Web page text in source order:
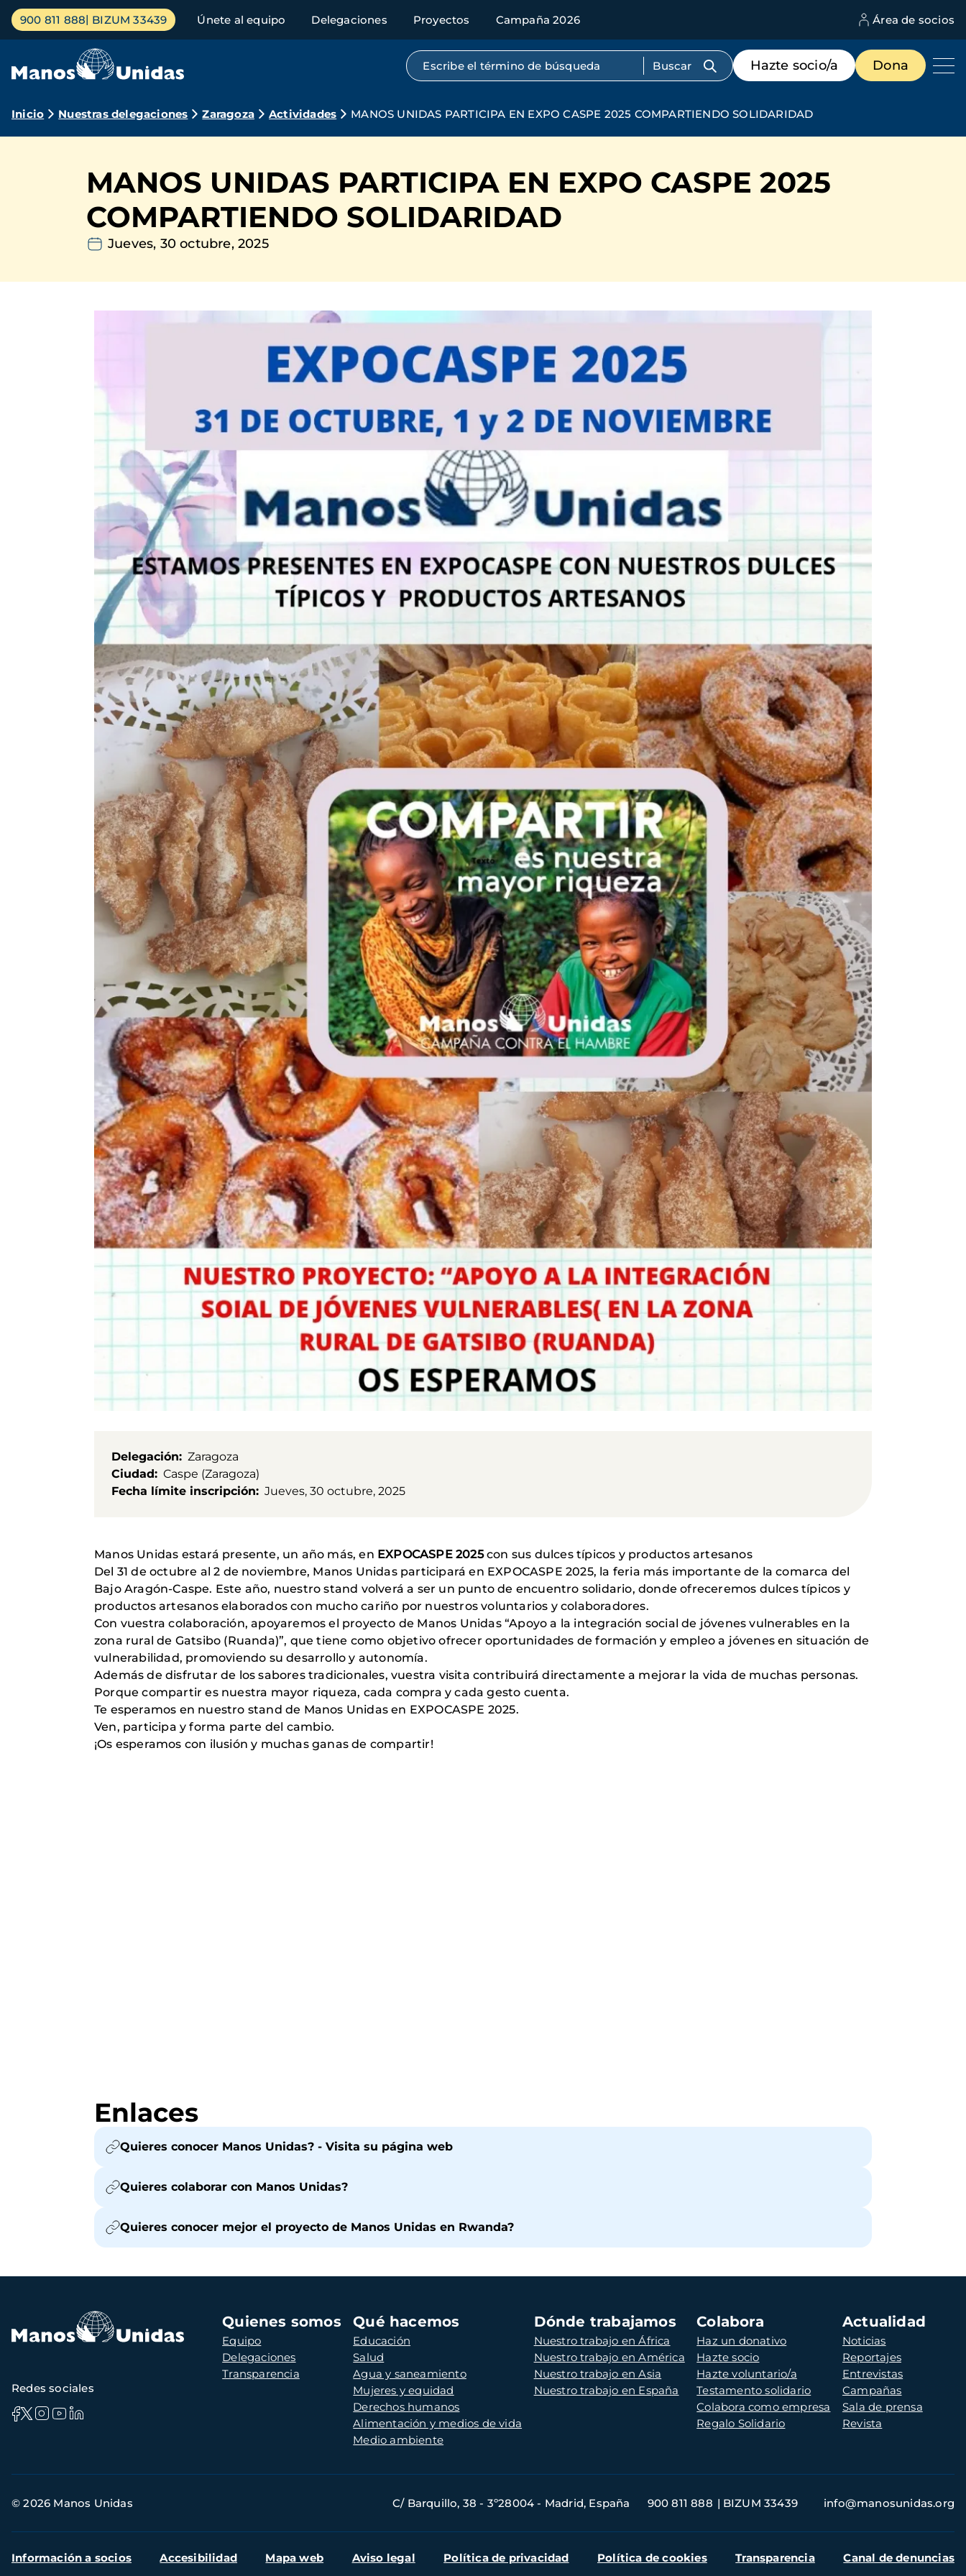
Pasar
contenido
Menú
principal
900 811 888 BIZUM 33439 Únete al equipo Delegaciones Proyectos Campaña 2026 Área de socios
Búsqueda por texto completo
Menú
de
destacados
Hazte socio/a Dona
Ruta
navegación
Inicio Nuestras delegaciones Zaragoza Actividades MANOS UNIDAS PARTICIPA EN EXPO CASPE 2025 COMPARTIENDO SOLIDARIDAD
MANOS UNIDAS PARTICIPA EN EXPO CASPE 2025
COMPARTIENDO SOLIDARIDAD
Jueves, 30 octubre, 2025
Delegación
Zaragoza
Ciudad
Caspe (Zaragoza)
Fecha límite inscripción
Jueves, 30 octubre, 2025
Manos Unidas estará presente, un año más, en EXPOCASPE 2025con sus dulces típicos y productos artesanos
Del 31 de octubre al 2 de noviembre, Manos Unidas participará en EXPOCASPE 2025, la feria más importante de la comarca del
Bajo Aragón-Caspe. Este año, nuestro stand volverá a ser un punto de encuentro solidario, donde ofreceremos dulces típicos y
productos artesanos elaborados con mucho cariño por nuestros voluntarios y colaboradores.
Con vuestra colaboración, apoyaremos el proyecto de Manos Unidas “Apoyo a la integración social de jóvenes vulnerables en la
zona rural de Gatsibo (Ruanda)”, que tiene como objetivo ofrecer oportunidades de formación y empleo a jóvenes en situación de
vulnerabilidad, promoviendo su desarrollo y autonomía.
Además de disfrutar de los sabores tradicionales, vuestra visita contribuirá directamente a mejorar la vida de muchas personas.
Porque compartir es nuestra mayor riqueza, cada compra y cada gesto cuenta.
Te esperamos en nuestro stand de Manos Unidas en EXPOCASPE 2025.
Ven, participa y forma parte del cambio.
¡Os esperamos con ilusión y muchas ganas de compartir!
Enlaces
Quieres conocer Manos Unidas? - Visita su página web
Quieres colaborar con Manos Unidas?
Quieres conocer mejor el proyecto de Manos Unidas en Rwanda?
Navegación
principal
Quienes somos
Equipo
Delegaciones
Transparencia
Qué hacemos
Educación
Salud
Agua y saneamiento
Mujeres y equidad
Derechos humanos
Alimentación y medios de vida
Medio ambiente
Dónde trabajamos
Nuestro trabajo en África
Nuestro trabajo en América
Nuestro trabajo en Asia
Nuestro trabajo en España
Colabora
Haz un donativo
Hazte socio
Hazte voluntario/a
Testamento solidario
Colabora como empresa
Regalo Solidario
Actualidad
Noticias
Reportajes
Entrevistas
Campañas
Sala de prensa
Revista
Redes sociales
de
© 2026 Manos Unidas C/ Barquillo, 38 - 3º28004 - Madrid, España 900 811 888 BIZUM 33439 info@manosunidas.org
Menú
Información a socios Accesibilidad Mapa web Aviso legal Política de privacidad Política de cookies Transparencia Canal de denuncias